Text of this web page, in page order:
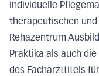
individuelle
therapeutischen
Rehazentrum
Praktika als auch
des Facharzttitels